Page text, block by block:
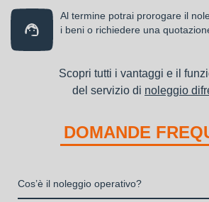
Al termine potrai prorogare il
i beni o richiedere una
Scopri tutti i vantaggi e il
del servizio di noleggio
DOMANDE
Cos’è il noleggio operativo?